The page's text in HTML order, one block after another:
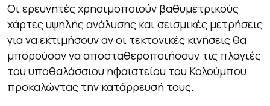
Οι ερευνητές χρησιμοποιούν βαθυμετρικούς
χάρτες υψηλής ανάλυσης και σεισμικές μετρήσεις
για να εκτιμήσουν αν οι τεκτονικές κινήσεις θα
μπορούσαν να αποσταθεροποιήσουν τις πλαγιές
του υποθαλάσσιου ηφαιστείου του Κολούμπου
προκαλώντας την κατάρρευσή τους.